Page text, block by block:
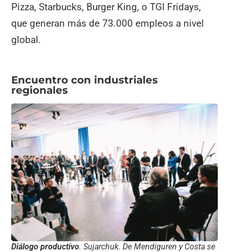
Pizza, Starbucks, Burger King, o TGI Fridays,
que generan más de 73.000 empleos a nivel
global.
Encuentro con industriales
regionales
Diálogo productivo. Sujarchuk. De Mendiguren y Costa se